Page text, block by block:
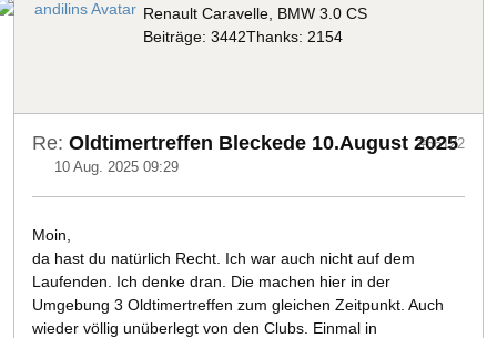
Renault Caravelle, BMW 3.0 CS
Beiträge: 3442Thanks: 2154
Re: Oldtimertreffen Bleckede 10.August 2025
10 Aug. 2025 09:29
#56122
Moin,
da hast du natürlich Recht. Ich war auch nicht auf dem
Laufenden. Ich denke dran. Die machen hier in der
Umgebung 3 Oldtimertreffen zum gleichen Zeitpunkt. Auch
wieder völlig unüberlegt von den Clubs. Einmal in